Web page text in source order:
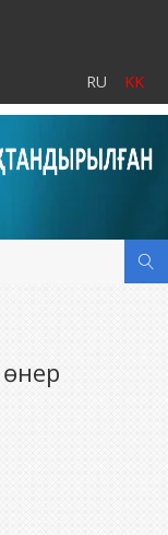
RU KK